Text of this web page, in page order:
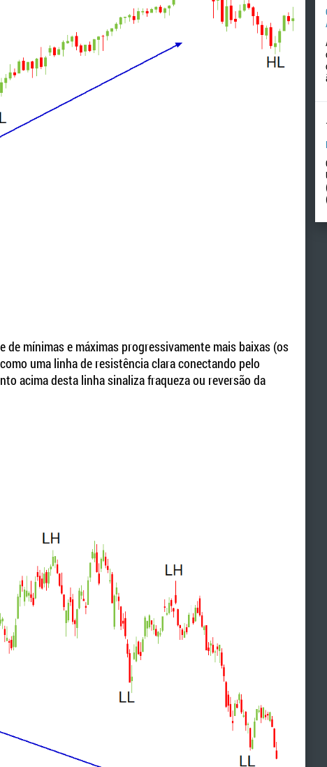
mínimas e máximas progressivamente mais baixas (os
uma linha de resistência clara conectando pelo
acima desta linha sinaliza fraqueza ou reversão da